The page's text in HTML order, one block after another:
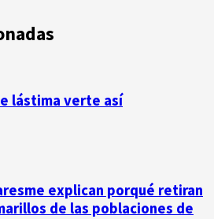
lástima verte así
explican porqué retiran
de las poblaciones de